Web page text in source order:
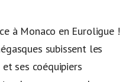
à Monaco en Euroligue !
subissent les
et ses coéquipiers